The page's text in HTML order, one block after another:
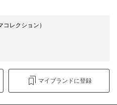
コレクション）
マイブランドに登録